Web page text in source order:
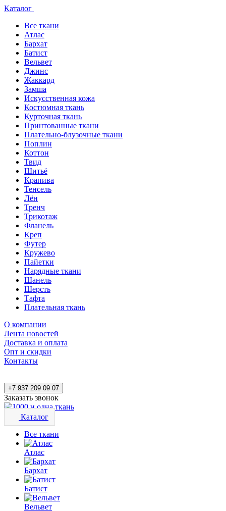
Каталог
Все ткани
Атлас
Бархат
Батист
Вельвет
Джинс
Жаккард
Замша
Искусственная кожа
Костюмная ткань
Курточная ткань
Принтованные ткани
Плательно-блузочные ткани
Поплин
Коттон
Твид
Шитьё
Крапива
Тенсель
Лён
Тренч
Трикотаж
Фланель
Креп
Футер
Кружево
Пайетки
Нарядные ткани
Шанель
Шерсть
Тафта
Плательная ткань
О компании
Лента новостей
Доставка и оплата
Опт и скидки
Контакты
+7 937 209 09 07
Заказать звонок
Каталог
Все ткани
Атлас
Бархат
Батист
Вельвет